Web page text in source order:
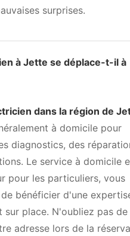
surprises.
à Jette se déplace-t-il à
dans la région de
à domicile pour
diagnostics, des
Le service à domicile
pour les particuliers, vous
bénéficier d'une
sur place. N'oubliez pas de
adresse lors de la